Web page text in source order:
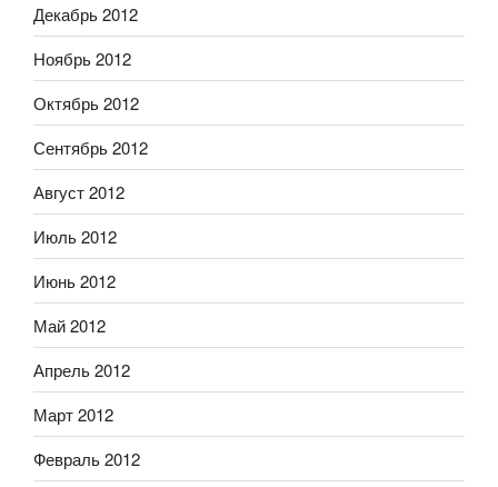
Декабрь 2012
Ноябрь 2012
Октябрь 2012
Сентябрь 2012
Август 2012
Июль 2012
Июнь 2012
Май 2012
Апрель 2012
Март 2012
Февраль 2012